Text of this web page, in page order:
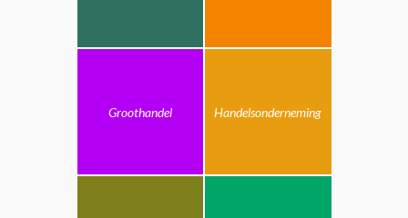
Groothandel Handelsonderneming